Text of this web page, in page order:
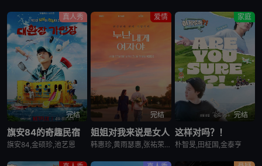
真人秀
完结
旗安84的奇趣民宿
旗安84,金硕珍,池艺恩
爱情
完结
姐姐对我来说是女人
韩惠珍,黄雨瑟惠,张祐荣,崔秀彬,朴艺恩,朴智媛,金荣景,具本熙,金武镇,金尚贤,金贤俊,朴相元,梁志戎,高秀贤
家庭
完结
这样对吗？！
朴智旻,田柾国,金泰亨